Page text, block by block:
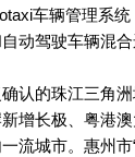
车辆管理系
动驾驶车辆混合
认的珠江三角
增长极、粤港
流城市。惠州